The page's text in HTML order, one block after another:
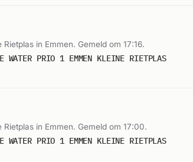
in Emmen. Gemeld om 17:16.
WATER PRIO 1 EMMEN KLEINE RIETPLAS
in Emmen. Gemeld om 17:00.
WATER PRIO 1 EMMEN KLEINE RIETPLAS